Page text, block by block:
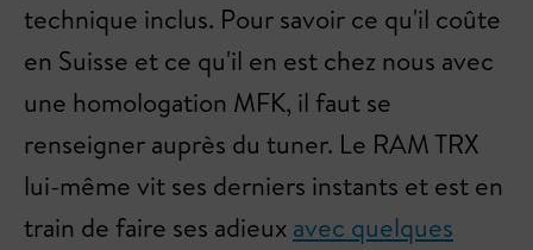
technique inclus. Pour savoir ce qu'il coûte
en Suisse et ce qu'il en est chez nous avec
une homologation MFK, il faut se
renseigner auprès du tuner. Le RAM TRX
lui-même vit ses derniers instants et est en
train de faire ses adieux avec quelques